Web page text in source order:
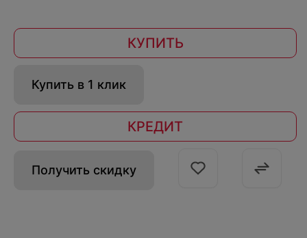
КУПИТЬ
Купить в 1 клик
КРЕДИТ
Получить скидку